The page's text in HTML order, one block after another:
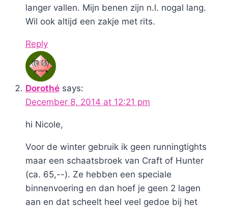
langer vallen. Mijn benen zijn n.l. nogal lang.
Wil ook altijd een zakje met rits.
Reply
Dorothé says:
December 8, 2014 at 12:21 pm
hi Nicole,
Voor de winter gebruik ik geen runningtights
maar een schaatsbroek van Craft of Hunter
(ca. 65,--). Ze hebben een speciale
binnenvoering en dan hoef je geen 2 lagen
aan en dat scheelt heel veel gedoe bij het